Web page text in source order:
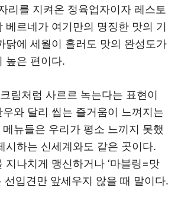
리를 지켜온 정육업자이자 레스토
베르네가 여기만의 명징한 맛의 기
닭에 세월이 흘러도 맛의 완성도가
높은 편이다.
림처럼 사르르 녹는다는 표현이
와 달리 씹는 즐거움이 느껴지는
뉴들은 우리가 평소 느끼지 못했
시하는 신세계와도 같은 곳이다.
지나치게 맹신하거나 ‘마블링=맛
선입견만 앞세우지 않을 때 말이다.